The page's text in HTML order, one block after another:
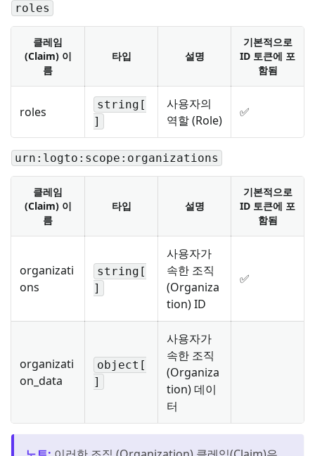
roles
클레임
(Claim) 이
름
타입 설명
기본적으로
ID 토큰에 포
함됨
roles
string[
]
사용자의
역할 (Role)
✅
urn:logto:scope:organizations
클레임
(Claim) 이
름
타입 설명
기본적으로
ID 토큰에 포
함됨
organizati
ons
string[
]
사용자가
속한 조직
(Organiza
tion) ID
✅
organizati
on_data
object[
]
사용자가
속한 조직
(Organiza
tion) 데이
터